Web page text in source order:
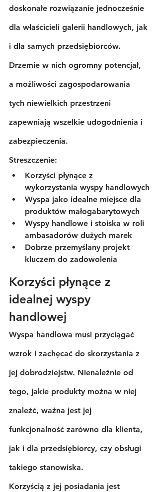
doskonałe rozwiązanie jednocześnie
dla właścicieli galerii handlowych, jak
i dla samych przedsiębiorców.
Drzemie w nich ogromny potencjał,
a możliwości zagospodarowania
tych niewielkich przestrzeni
zapewniają wszelkie udogodnienia i
zabezpieczenia.
Streszczenie:
Korzyści płynące z
wykorzystania wyspy handlowych
Wyspa jako idealne miejsce dla
produktów małogabarytowych
Wyspy handlowe i stoiska w roli
ambasadorów dużych marek
Dobrze przemyślany projekt
kluczem do zadowolenia
Korzyści płynące z
idealnej wyspy
handlowej
Wyspa handlowa musi przyciągać
wzrok i zachęcać do skorzystania z
jej dobrodziejstw. Nienależnie od
tego, jakie produkty można w niej
znaleźć, ważna jest jej
funkcjonalność zarówno dla klienta,
jak i dla przedsiębiorcy, czy obsługi
takiego stanowiska.
Korzyścią z jej posiadania jest